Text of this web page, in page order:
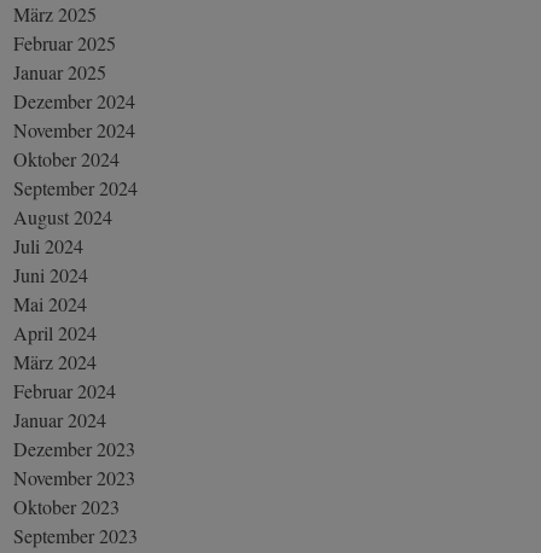
März 2025
Februar 2025
Januar 2025
Dezember 2024
November 2024
Oktober 2024
September 2024
August 2024
Juli 2024
Juni 2024
Mai 2024
April 2024
März 2024
Februar 2024
Januar 2024
Dezember 2023
November 2023
Oktober 2023
September 2023